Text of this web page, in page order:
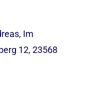
Im
12, 23568